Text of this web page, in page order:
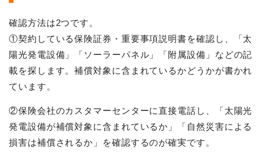
確認方法は2つです。
①契約している保険証券・重要事項説明書を確認し、「太
陽光発電設備」「ソーラーパネル」「附属設備」などの記
載を探します。補償対象に含まれているかどうかが書かれ
ています。
②保険会社のカスタマーセンターに直接電話し、「太陽光
発電設備が補償対象に含まれているか」「自然災害による
損害は補償されるか」を確認するのが確実です。